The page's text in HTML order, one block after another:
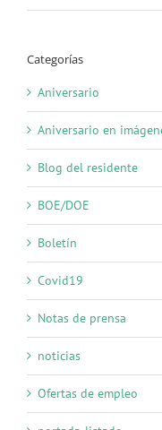
Categorías
Aniversario
Aniversario en
Blog del residente
BOE/DOE
Boletín
Covid19
Notas de prensa
noticias
Ofertas de empleo